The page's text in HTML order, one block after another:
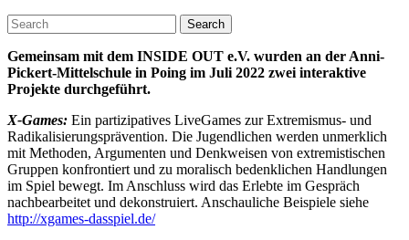
Search
Gemeinsam mit dem INSIDE OUT e.V. wurden an der Anni-
Pickert-Mittelschule in Poing im Juli 2022 zwei interaktive
Projekte durchgeführt.
X-Games: Ein partizipatives LiveGames zur Extremismus- und
Radikalisierungsprävention. Die Jugendlichen werden unmerklich
mit Methoden, Argumenten und Denkweisen von extremistischen
Gruppen konfrontiert und zu moralisch bedenklichen Handlungen
im Spiel bewegt. Im Anschluss wird das Erlebte im Gespräch
nachbearbeitet und dekonstruiert. Anschauliche Beispiele siehe
http://xgames-dasspiel.de/